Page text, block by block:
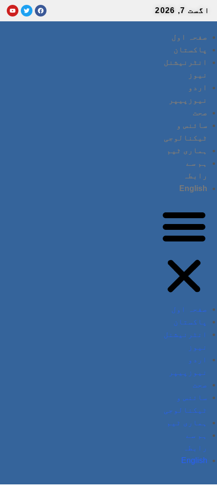
اگست 7, 2026
صفحہ اول
پاکستان
انٹرنیشنل
نیوز
اردو
نیوزپیپر
صحت
سائنس و
ٹیکنالوجی
ہماری ٹیم
ہم سے
رابطہ
English
صفحہ اول
پاکستان
انٹرنیشنل
نیوز
اردو
نیوزپیپر
صحت
سائنس و
ٹیکنالوجی
ہماری ٹیم
ہم سے
رابطہ
English